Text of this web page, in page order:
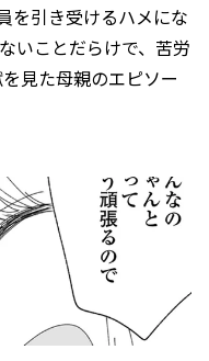
を引き受けるハメにな
いことだらけで、苦労
見た母親のエピソー